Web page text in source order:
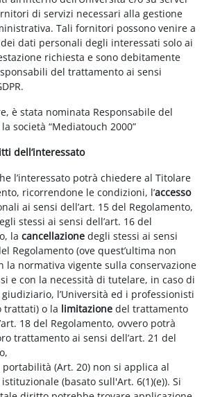
di servizi necessari alla gestione
Tali fornitori possono venire a
dati personali degli interessati solo ai
richiesta e sono debitamente
del trattamento ai sensi
è stata nominata Responsabile del
società “Mediatouch 2000”
dell’interessato
l’interessato potrà chiedere al Titolare
ricorrendone le condizioni, l’accesso
ai sensi dell’art. 15 del Regolamento,
stessi ai sensi dell’art. 16 del
lacancellazione degli stessi ai sensi
Regolamento (ove quest’ultima non
la normativa vigente sulla conservazione
e con la necessità di tutelare, in caso di
l’Università ed i professionisti
trattati) o la limitazione del trattamento
18 del Regolamento, ovvero potrà
trattamento ai sensi dell’art. 21 del
(Art. 20) non si applica al
(basato sull'Art. 6(1)(e)). Si